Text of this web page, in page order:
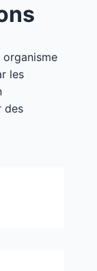
organisme
les
des